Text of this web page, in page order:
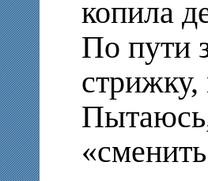
копила
По пути